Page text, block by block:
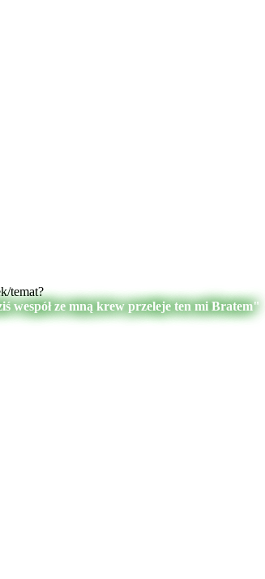
temat?
wespół ze mną krew przeleje ten mi Bratem"